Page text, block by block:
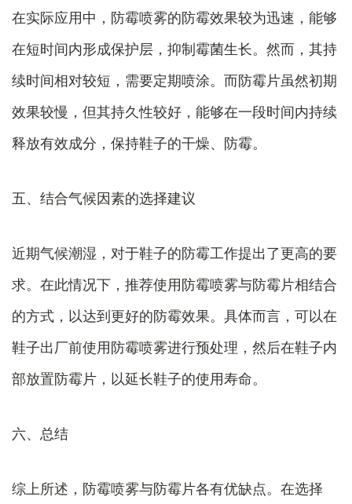
在实际应用中，防霉喷雾的防霉效果较为迅速，能够
在短时间内形成保护层，抑制霉菌生长。然而，其持
续时间相对较短，需要定期喷涂。而防霉片虽然初期
效果较慢，但其持久性较好，能够在一段时间内持续
释放有效成分，保持鞋子的干燥、防霉。
五、结合气候因素的选择建议
近期气候潮湿，对于鞋子的防霉工作提出了更高的要
求。在此情况下，推荐使用防霉喷雾与防霉片相结合
的方式，以达到更好的防霉效果。具体而言，可以在
鞋子出厂前使用防霉喷雾进行预处理，然后在鞋子内
部放置防霉片，以延长鞋子的使用寿命。
六、总结
综上所述，防霉喷雾与防霉片各有优缺点。在选择